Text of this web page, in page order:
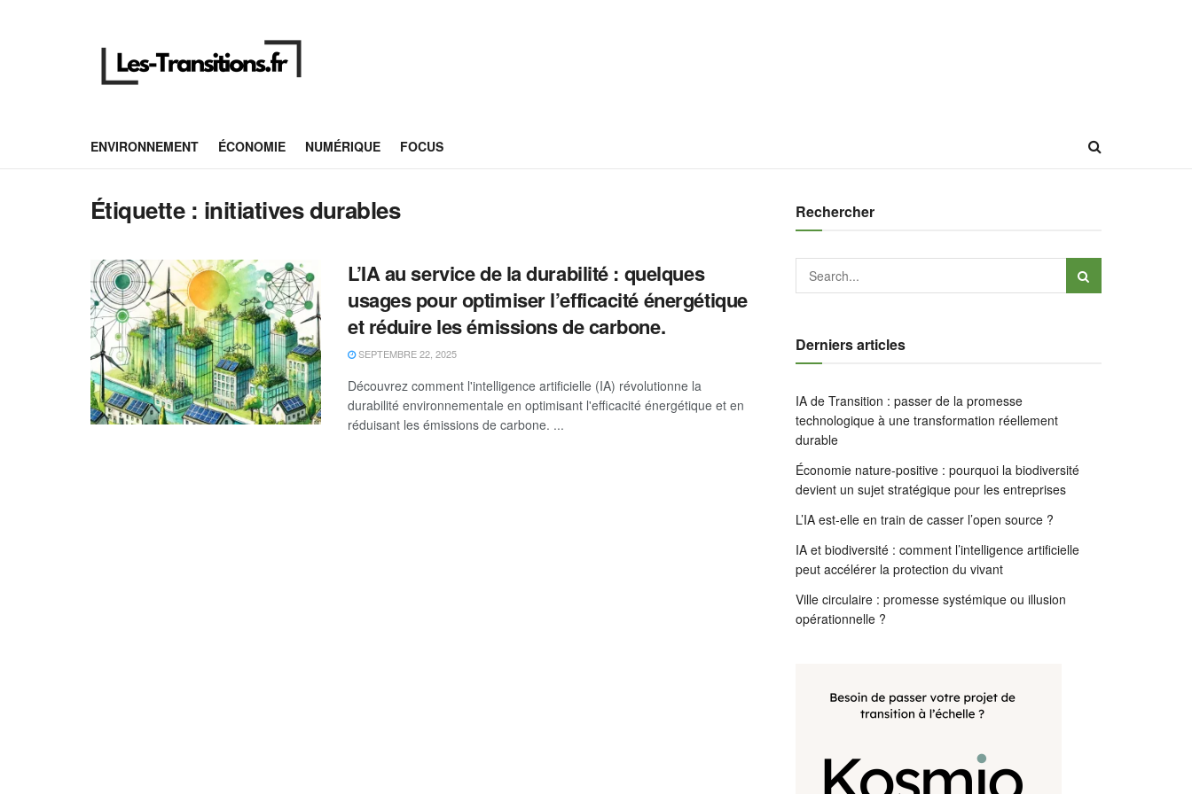
ENVIRONNEMENT ÉCONOMIE NUMÉRIQUE FOCUS
Étiquette : initiatives durables
L’IA au service de la durabilité : quelques
usages pour optimiser l’efficacité énergétique
et réduire les émissions de carbone.
SEPTEMBRE 22, 2025
Découvrez comment l'intelligence artificielle (IA) révolutionne la
durabilité environnementale en optimisant l'efficacité énergétique et en
réduisant les émissions de carbone. ...
Rechercher
Derniers articles
IA de Transition : passer de la promesse
technologique à une transformation réellement
durable
Économie nature-positive : pourquoi la biodiversité
devient un sujet stratégique pour les entreprises
L’IA est-elle en train de casser l’open source ?
IA et biodiversité : comment l’intelligence artificielle
peut accélérer la protection du vivant
Ville circulaire : promesse systémique ou illusion
opérationnelle ?